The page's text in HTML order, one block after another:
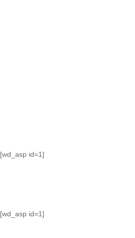
[wd_asp id=1]
[wd_asp id=1]